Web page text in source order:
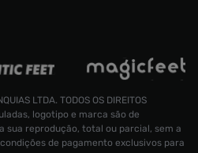
LTDA. TODOS OS DIREITOS
logotipo e marca são de
sua reprodução, total ou parcial, sem a
de pagamento exclusivos para